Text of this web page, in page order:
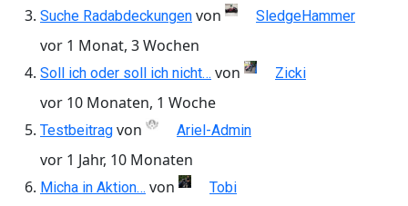
Suche Radabdeckungen von SledgeHammer
vor 1 Monat, 3 Wochen
Soll ich oder soll ich nicht… von Zicki
vor 10 Monaten, 1 Woche
Testbeitrag von Ariel-Admin
vor 1 Jahr, 10 Monaten
Micha in Aktion… von Tobi